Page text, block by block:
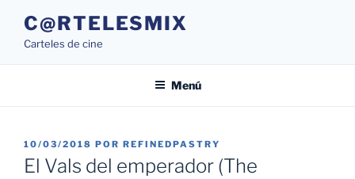
contenido
C@RTELESMIX
Carteles de cine
Menú
PUBLICADO
EL
10/03/2018 POR REFINEDPASTRY
El Vals del emperador (The